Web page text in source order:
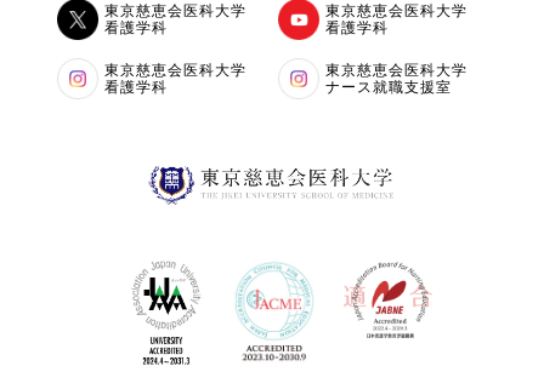
東京慈恵会医科大学
看護学科
東京慈恵会医科大学
看護学科
東京慈恵会医科大学
看護学科
東京慈恵会医科大学
ナース就職支援室